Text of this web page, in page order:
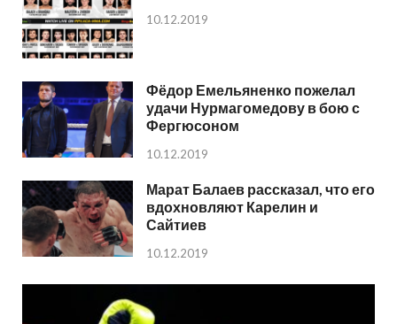
10.12.2019
Фёдор Емельяненко пожелал
удачи Нурмагомедову в бою с
Фергюсоном
10.12.2019
Марат Балаев рассказал, что его
вдохновляют Карелин и
Сайтиев
10.12.2019